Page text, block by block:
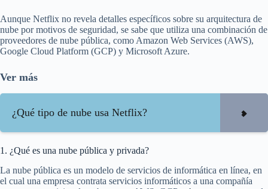
Aunque Netflix no revela detalles específicos sobre su arquitectura de
nube por motivos de seguridad, se sabe que utiliza una combinación de
proveedores de nube pública, como Amazon Web Services (AWS),
Google Cloud Platform (GCP) y Microsoft Azure.
Ver más
¿Qué tipo de nube usa Netflix?
1. ¿Qué es una nube pública y privada?
La nube pública es un modelo de servicios de informática en línea, en
el cual una empresa contrata servicios informáticos a una compañía